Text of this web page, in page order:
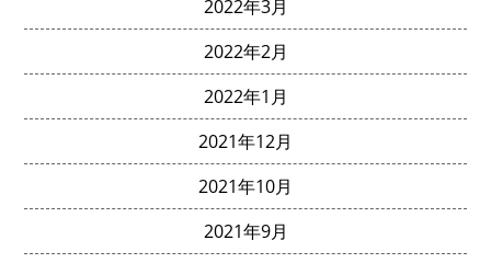
2022年3月
2022年2月
2022年1月
2021年12月
2021年10月
2021年9月